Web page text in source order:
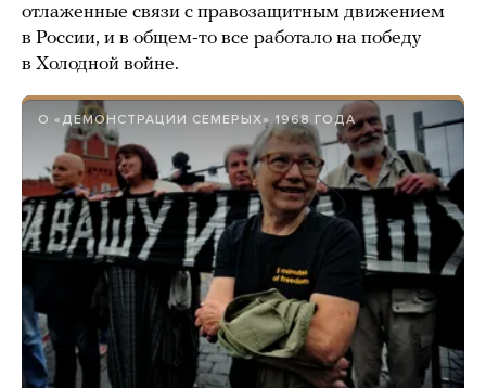
отлаженные связи с правозащитным движением
в России, и в общем-то все работало на победу
в Холодной войне.
О «ДЕМОНСТРАЦИИ СЕМЕРЫХ» 1968 ГОДА